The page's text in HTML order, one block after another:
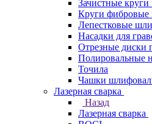
Зачистные круги
Круги
Лепестковые
Насадки для
Отрезные диски
Полировальные
Точила
Чашки
Лазерная сварка
Назад
Лазерная сварка